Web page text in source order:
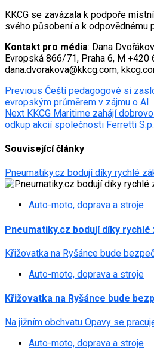
KKCG se zavázala k podpoře
svého působení a k odpovědnému
Kontakt pro média: Dana
Evropská 866/71, Praha 6, M +420
dana.dvorakova@kkcg.com,
Post
navigation
Previous Čeští pedagogové si
evropským průměrem v zájmu o AI
Next KKCG Maritime zahájí
odkup akcií společnosti Ferretti
Související články
Pneumatiky.cz bodují díky rychlé
Auto-moto, doprava a stroje
Pneumatiky.cz bodují díky
Křižovatka na Ryšánce bude
Auto-moto, doprava a stroje
Křižovatka na Ryšánce bude
Na jižním obchvatu Opavy se
Auto-moto, doprava a stroje